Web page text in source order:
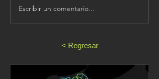
Escribir un comentario...
< Regresar